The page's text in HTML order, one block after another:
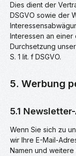
Dies dient der
DSGVO sowie der
Interessen an einer
Durchsetzung
S. 1 lit. f DSGVO.
5. Werbung
5.1
Wenn Sie sich zu
wir Ihre E-Mail-
Namen und